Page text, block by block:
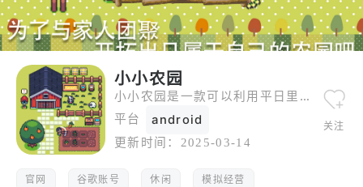
小小农园
小小农园是一款可以利用平日里的闲暇时间慢慢推进的农园养成游戏。 边完成来自村民的委托，边积累资金，探索小岛，开拓隐藏区域吧！ ・可爱的农园游戏！ ・操作简单，单手可玩！ ・休闲解闷的最佳伴侣！
平台
android
更新时间： 2025-03-14
关注
官网 谷歌账号 休闲 模拟经营